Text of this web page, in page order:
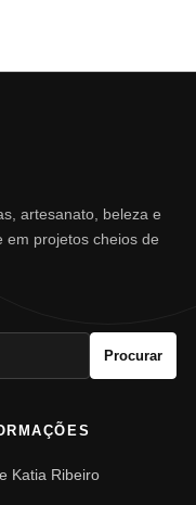
artesanato, beleza e
em projetos cheios de
Procurar
Katia Ribeiro